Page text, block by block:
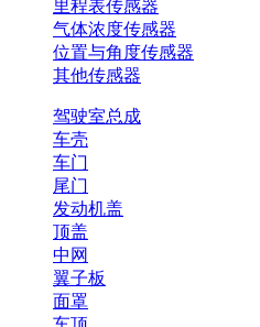
里程表传感器
气体浓度传感器
位置与角度传感器
其他传感器
驾驶室总成
车壳
车门
尾门
发动机盖
顶盖
中网
翼子板
面罩